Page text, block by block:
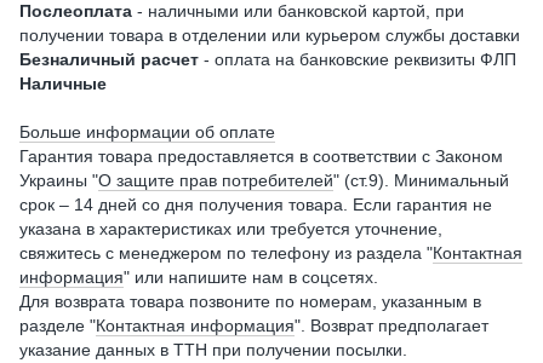
Послеоплата - наличными или банковской картой, при
получении товара в отделении или курьером службы доставки
Безналичный расчет - оплата на банковские реквизиты ФЛП
Наличные
Больше информации об оплате
Гарантия товара предоставляется в соответствии с Законом
Украины "О защите прав потребителей" (ст.9). Минимальный
срок – 14 дней со дня получения товара. Если гарантия не
указана в характеристиках или требуется уточнение,
свяжитесь с менеджером по телефону из раздела "Контактная
информация" или напишите нам в соцсетях.
Для возврата товара позвоните по номерам, указанным в
разделе "Контактная информация". Возврат предполагает
указание данных в ТТН при получении посылки.